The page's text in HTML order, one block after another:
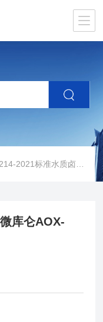
标准水质卤素微库仑AOX-WK-S
库仑AOX-